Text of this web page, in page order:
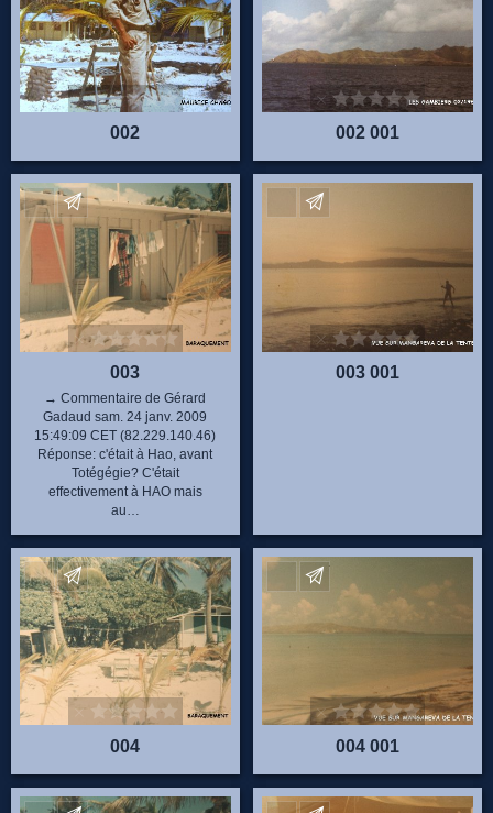
002 002 001
Envoyez vos commentaires
003
→ Commentaire de Gérard
Gadaud sam. 24 janv. 2009
15:49:09 CET (82.229.140.46)
Réponse: c'était à Hao, avant
Totégégie? C'était
effectivement à HAO mais
au…
003 001
Envoyez vos commentaires
004 004 001